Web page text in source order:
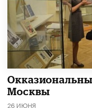
Москвы
26 ИЮНЯ